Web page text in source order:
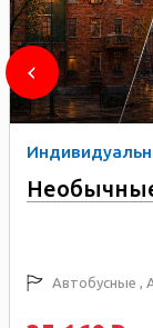
Автобусные ,